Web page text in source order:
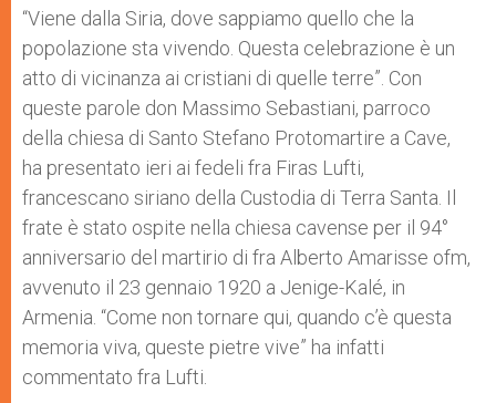
p
p
g
e
r
o
k
r
“Viene dalla Siria, dove sappiamo quello che la
popolazione sta vivendo. Questa celebrazione è un
atto di vicinanza ai cristiani di quelle terre”. Con
queste parole don Massimo Sebastiani, parroco
della chiesa di Santo Stefano Protomartire a Cave,
ha presentato ieri ai fedeli fra Firas Lufti,
francescano siriano della Custodia di Terra Santa. Il
frate è stato ospite nella chiesa cavense per il 94°
anniversario del martirio di fra Alberto Amarisse ofm,
avvenuto il 23 gennaio 1920 a Jenige-Kalé, in
Armenia. “Come non tornare qui, quando c’è questa
memoria viva, queste pietre vive” ha infatti
commentato fra Lufti.